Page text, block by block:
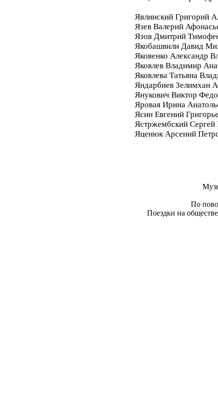
Явлинский Григорий
Язев Валерий
Язов Дмитрий
Якобашвили Давид
Яковенко Александр
Яковлев Владимир
Яковлева Татьяна
Яндарбиев Зелимхан
Янукович Виктор
Яровая Ирина
Ясин Евгений
Ястржембский
Яценюк Арсений
По
Поездки на